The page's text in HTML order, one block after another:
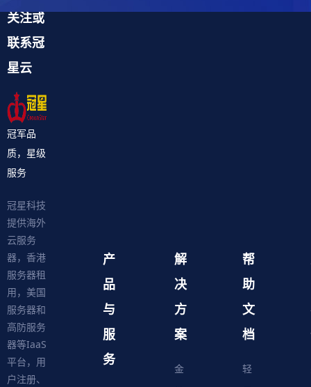
关注或
联系冠
星云
冠军品
质，星级
服务
冠星科技
提供海外
云服务
器，香港
服务器租
用，美国
服务器和
高防服务
器等IaaS
平台，用
户注册、
产
品
与
服
务
解
决
方
案
金
帮
助
文
档
轻